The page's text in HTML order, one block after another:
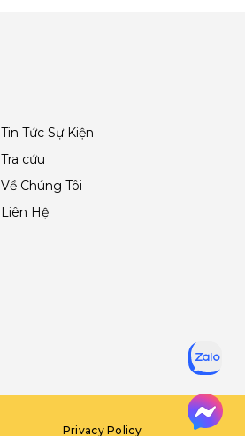
Tin Tức Sự Kiện
Tra cứu
Về Chúng Tôi
Liên Hệ
Privacy Policy